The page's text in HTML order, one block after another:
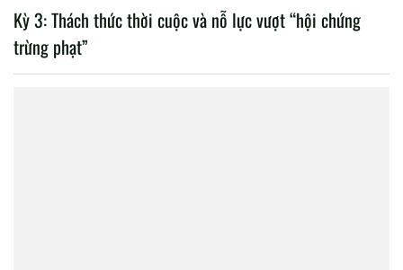
Kỳ 3: Thách thức thời cuộc và nỗ lực vượt “hội chứng
trừng phạt”